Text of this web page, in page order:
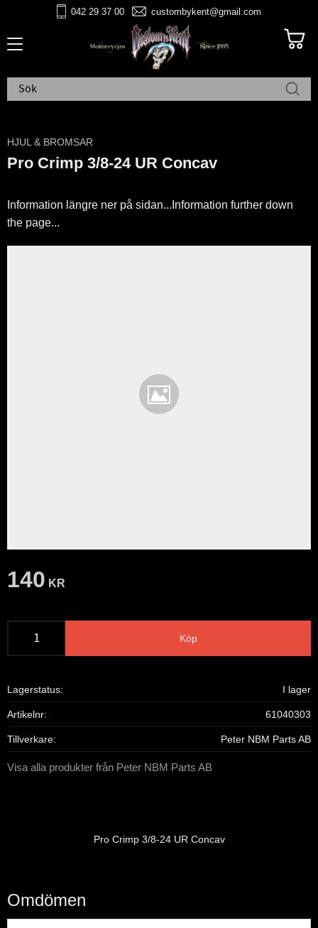
042 29 37 00 custombykent@gmail.com
HJUL & BROMSAR
Pro Crimp 3/8-24 UR Concav
Information längre ner på sidan...Information further down
the page...
140 KR
Köp
Lagerstatus I lager
Artikelnr 61040303
Tillverkare Peter NBM Parts AB
Visa alla produkter från Peter NBM Parts AB
Pro Crimp 3/8-24 UR Concav
Omdömen